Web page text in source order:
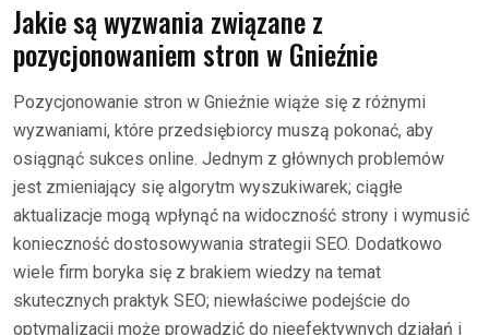
Jakie są wyzwania związane z
pozycjonowaniem stron w Gnieźnie
Pozycjonowanie stron w Gnieźnie wiąże się z różnymi
wyzwaniami, które przedsiębiorcy muszą pokonać, aby
osiągnąć sukces online. Jednym z głównych problemów
jest zmieniający się algorytm wyszukiwarek; ciągłe
aktualizacje mogą wpłynąć na widoczność strony i wymusić
konieczność dostosowywania strategii SEO. Dodatkowo
wiele firm boryka się z brakiem wiedzy na temat
skutecznych praktyk SEO; niewłaściwe podejście do
optymalizacji może prowadzić do nieefektywnych działań i